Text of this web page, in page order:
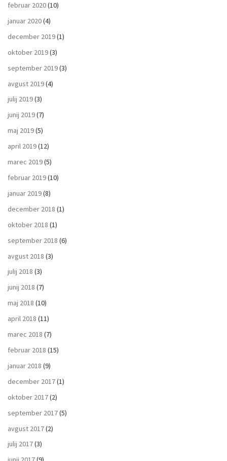
februar 2020(10)
januar 2020(4)
december 2019(1)
oktober 2019(3)
september 2019(3)
avgust 2019(4)
julij 2019(3)
junij 2019(7)
maj 2019(5)
april 2019(12)
marec 2019(5)
februar 2019(10)
januar 2019(8)
december 2018 (1)
oktober 2018 (1)
september 2018 (6)
avgust 2018 (3)
julij 2018 (3)
junij 2018 (7)
maj 2018 (10)
april 2018 (11)
marec 2018 (7)
februar 2018 (15)
januar 2018 (9)
december 2017(1)
oktober 2017(2)
september 2017(5)
avgust 2017(2)
julij 2017(3)